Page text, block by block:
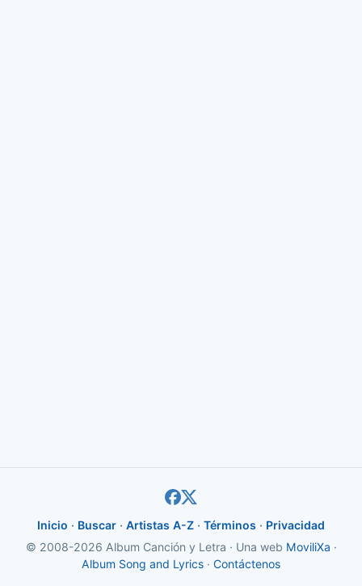
Inicio · Buscar · Artistas A-Z · Términos · Privacidad
© 2008-2026 Album Canción y Letra · Una web MoviliXa ·
Album Song and Lyrics · Contáctenos